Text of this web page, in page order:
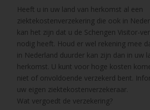
Heeft u in uw land van herkomst al een
ziektekostenverzekering die ook in
kan het zijn dat u de Schengen Visitor-
nodig heeft. Houd er wel rekening mee
in Nederland duurder kan zijn dan in uw
herkomst. U kunt voor hoge kosten
niet of onvoldoende verzekerd bent.
uw eigen ziektekostenverzekeraar.
Wat vergoedt de verzekering?